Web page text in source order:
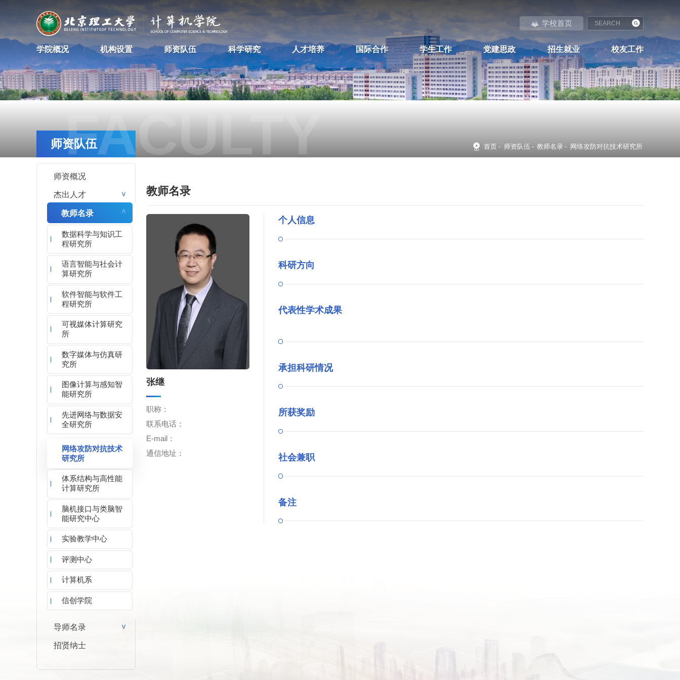
学校首页
学院概况 机构设置 师资队伍 科学研究 人才培养 国际合作 学生工作 党建思政 招生就业 校友工作
首页 - 师资队伍 - 教师名录 - 网络攻防对抗技术研究所
师资队伍
FACULTY
师资概况
杰出人才 >
教师名录 >
数据科学与知识工
程研究所
语言智能与社会计
算研究所
软件智能与软件工
程研究所
可视媒体计算研究
所
数字媒体与仿真研
究所
图像计算与感知智
能研究所
先进网络与数据安
全研究所
网络攻防对抗技术
研究所
体系结构与高性能
计算研究所
脑机接口与类脑智
能研究中心
实验教学中心
评测中心
计算机系
信创学院
导师名录 >
招贤纳士
教师名录
张继
职称：
联系电话：
E-mail：
通信地址：
个人信息
科研方向
代表性学术成果
承担科研情况
所获奖励
社会兼职
备注